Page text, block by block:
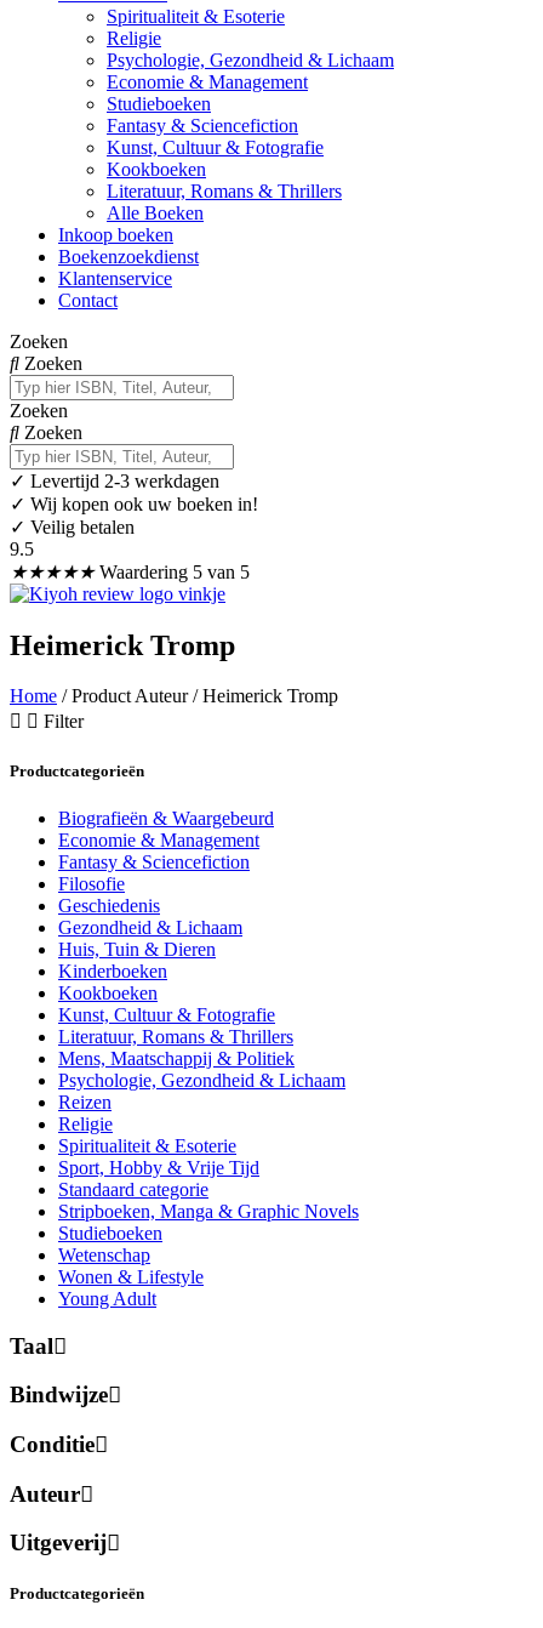
Spiritualiteit & Esoterie
Religie
Psychologie, Gezondheid & Lichaam
Economie & Management
Studieboeken
Fantasy & Sciencefiction
Kunst, Cultuur & Fotografie
Kookboeken
Literatuur, Romans & Thrillers
Alle Boeken
Inkoop boeken
Boekenzoekdienst
Klantenservice
Contact
Zoeken
Zoeken
Zoeken
Zoeken
✓ Levertijd 2-3 werkdagen
✓ Wij kopen ook uw boeken in!
✓ Veilig betalen
9.5
★★★★★ Waardering 5 van 5
Heimerick Tromp
Home / Product Auteur / Heimerick Tromp
Filter
Productcategorieën
Biografieën & Waargebeurd
Economie & Management
Fantasy & Sciencefiction
Filosofie
Geschiedenis
Gezondheid & Lichaam
Huis, Tuin & Dieren
Kinderboeken
Kookboeken
Kunst, Cultuur & Fotografie
Literatuur, Romans & Thrillers
Mens, Maatschappij & Politiek
Psychologie, Gezondheid & Lichaam
Reizen
Religie
Spiritualiteit & Esoterie
Sport, Hobby & Vrije Tijd
Standaard categorie
Stripboeken, Manga & Graphic Novels
Studieboeken
Wetenschap
Wonen & Lifestyle
Young Adult
Taal
Bindwijze
Conditie
Auteur
Uitgeverij
Productcategorieën